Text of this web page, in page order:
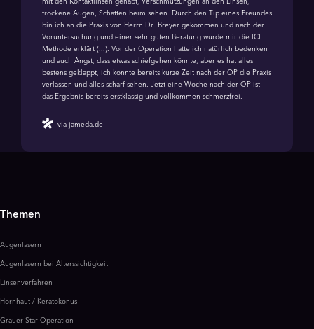
mit den Kontaktlinsen gehabt, Verschmutzungen an den Linsen,
trockene Augen, Schatten beim sehen. Durch den Tip eines Freundes
bin ich an die Praxis von Herrn Dr. Breyer gekommen und nach der
Voruntersuchung und einer sehr guten Beratung wurde mir die ICL
Methode erklärt (...). Vor der Operation hatte ich natürlich bedenken
und auch Angst, dass etwas schiefgehen könnte, aber es hat alles
bestens geklappt, ich konnte bereits kurze Zeit nach der OP die Praxis
verlassen und alles scharf sehen. Jetzt eine Woche nach der OP ist
das Ergebnis bereits erstklassig und vollkommen schmerzfrei.
via jameda.de
Themen
Augenlasern
Augenlasern bei Alterssichtigkeit
Linsenverfahren
Hornhaut / Keratokonus
Grauer-Star-Operation